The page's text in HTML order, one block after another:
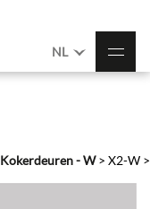
NL
Kokerdeuren - W> X2-W >